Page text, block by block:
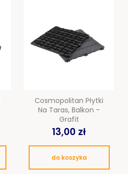
Cosmopolitan Płytki
Na Taras, Balkon -
Grafit
13,00 zł
do koszyka